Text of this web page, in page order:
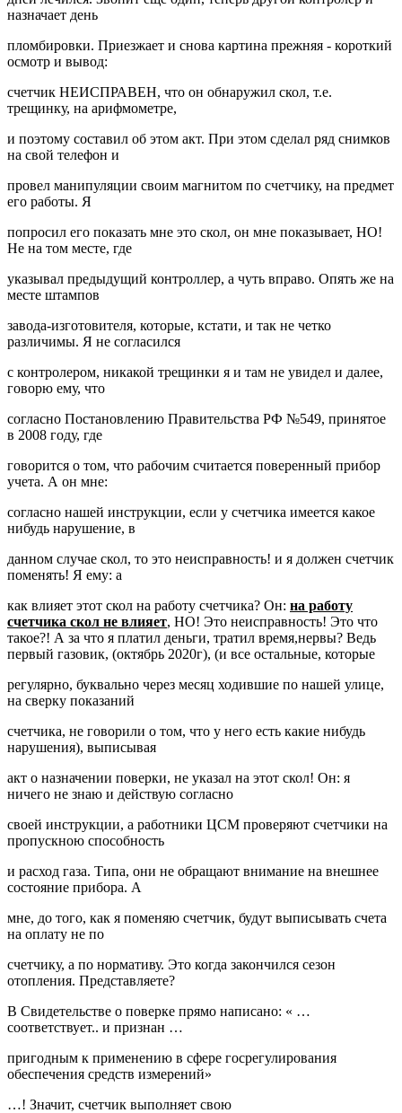
назначает день
пломбировки. Приезжает и снова картина прежняя - короткий
осмотр и вывод:
счетчик НЕИСПРАВЕН, что он обнаружил скол, т.е.
трещинку, на арифмометре,
и поэтому составил об этом акт. При этом сделал ряд снимков
на свой телефон и
провел манипуляции своим магнитом по счетчику, на предмет
его работы. Я
попросил его показать мне это скол, он мне показывает, НО!
Не на том месте, где
указывал предыдущий контроллер, а чуть вправо. Опять же на
месте штампов
завода-изготовителя, которые, кстати, и так не четко
различимы. Я не согласился
с контролером, никакой трещинки я и там не увидел и далее,
говорю ему, что
согласно Постановлению Правительства РФ №549, принятое
в 2008 году, где
говорится о том, что рабочим считается поверенный прибор
учета. А он мне:
согласно нашей инструкции, если у счетчика имеется какое
нибудь нарушение, в
данном случае скол, то это неисправность! и я должен счетчик
поменять! Я ему: а
как влияет этот скол на работу счетчика? Он: на работу
счетчика скол не влияет, НО! Это неисправность! Это что
такое?! А за что я платил деньги, тратил время,нервы? Ведь
первый газовик, (октябрь 2020г), (и все остальные, которые
регулярно, буквально через месяц ходившие по нашей улице,
на сверку показаний
счетчика, не говорили о том, что у него есть какие нибудь
нарушения), выписывая
акт о назначении поверки, не указал на этот скол! Он: я
ничего не знаю и действую согласно
своей инструкции, а работники ЦСМ проверяют счетчики на
пропускною способность
и расход газа. Типа, они не обращают внимание на внешнее
состояние прибора. А
мне, до того, как я поменяю счетчик, будут выписывать счета
на оплату не по
счетчику, а по нормативу. Это когда закончился сезон
отопления. Представляете?
В Свидетельстве о поверке прямо написано: « …
соответствует.. и признан …
пригодным к применению в сфере госрегулирования
обеспечения средств измерений»
…! Значит, счетчик выполняет свою